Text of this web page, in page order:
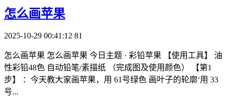
​怎么画苹果
2025-10-29 00:41:12 81
怎么画苹果 怎么画苹果 今日主题 · 彩铅苹果 【使用工具】 油
性彩铅48色 自动铅笔/素描纸 （完成图及使用颜色） 【第1
步】 ：今天教大家画苹果，用 61号绿色 画叶子的轮廓‘用 33
号...